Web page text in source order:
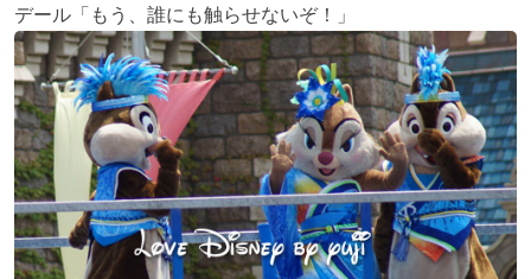
デール「もう、誰にも触らせないぞ！」